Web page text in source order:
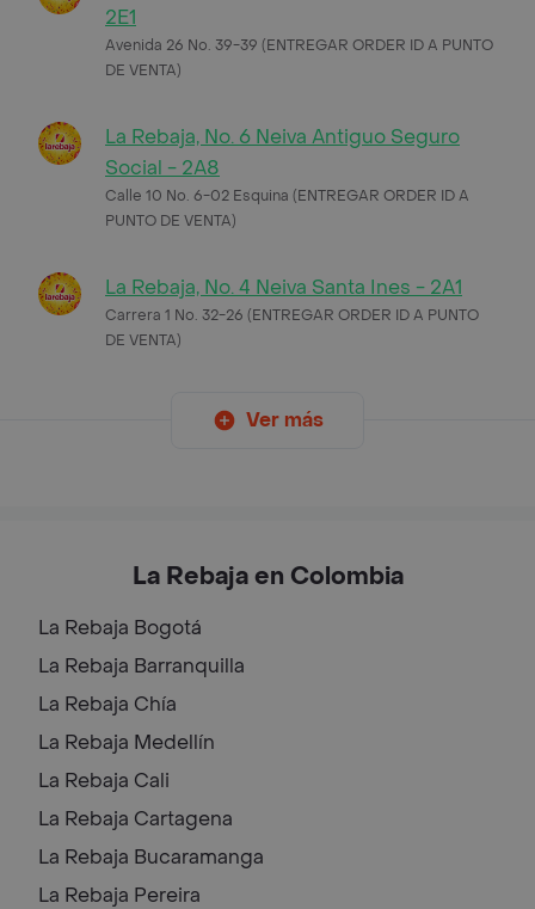
2E1
Avenida 26 No. 39-39 (ENTREGAR ORDER ID A PUNTO
DE VENTA)
La Rebaja, No. 6 Neiva Antiguo Seguro
Social - 2A8
Calle 10 No. 6-02 Esquina (ENTREGAR ORDER ID A
PUNTO DE VENTA)
La Rebaja, No. 4 Neiva Santa Ines - 2A1
Carrera 1 No. 32-26 (ENTREGAR ORDER ID A PUNTO
DE VENTA)
Ver más
La Rebaja en Colombia
La Rebaja Bogotá
La Rebaja Barranquilla
La Rebaja Chía
La Rebaja Medellín
La Rebaja Cali
La Rebaja Cartagena
La Rebaja Bucaramanga
La Rebaja Pereira